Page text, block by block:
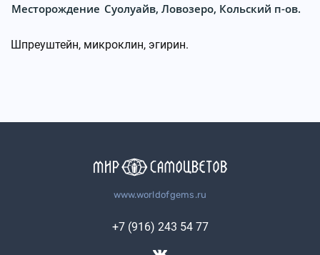
Месторождение Суолуайв, Ловозеро, Кольский п-ов.
Шпреуштейн, микроклин, эгирин.
www.worldofgems.ru
+7 (916) 243 54 77